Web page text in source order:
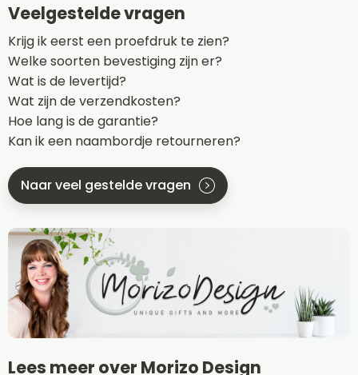
Veelgestelde vragen
Krijg ik eerst een proefdruk te zien?
Welke soorten bevestiging zijn er?
Wat is de levertijd?
Wat zijn de verzendkosten?
Hoe lang is de garantie?
Kan ik een naambordje retourneren?
Naar veel gestelde vragen
Lees meer over Morizo Design